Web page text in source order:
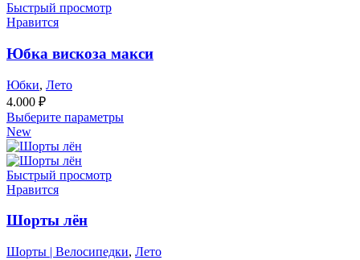
Быстрый просмотр
Нравится
Юбка вискоза макси
Юбки, Лето
4.000 ₽
Выберите параметры
New
Быстрый просмотр
Нравится
Шорты лён
Шорты | Велосипедки, Лето